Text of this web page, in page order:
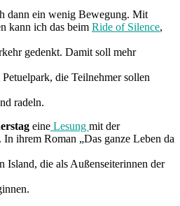
dann ein wenig Bewegung. Mit
kann ich das beim Ride of Silence,
gedenkt. Damit soll mehr
die Teilnehmer sollen
radeln.
eine Lesung mit der
ihrem Roman „Das ganze Leben da
Island, die als Außenseiterinnen der